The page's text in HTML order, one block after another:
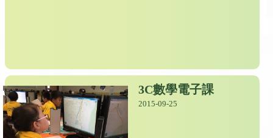
3C數學電子課
2015-09-25